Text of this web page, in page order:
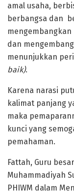
amal usaha,
berbangsa dan
dan
menunjukkan
baik).
Karena narasi
kalimat panjang
maka
kunci yang
pemahaman.
Fattah, Guru
Muhammadiyah
PHIWM dalam